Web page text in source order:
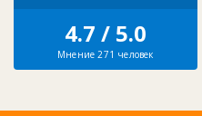
4.7 / 5.0
Мнение 271 человек